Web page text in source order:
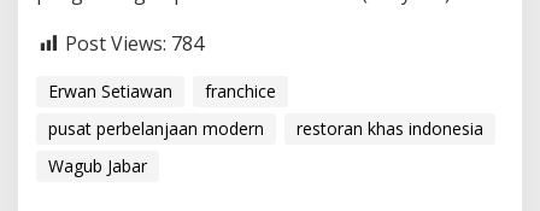
Post Views: 784
Erwan Setiawan
franchice
pusat perbelanjaan modern
restoran khas indonesia
Wagub Jabar